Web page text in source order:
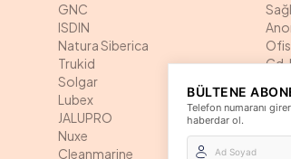
GNC
ISDIN
Natura Siberica
Trukid
Solgar
Lubex
JALUPRO
Nuxe
Cleanmarine
Cd.
BÜLTENE
Telefon numaranı
haberdar ol.